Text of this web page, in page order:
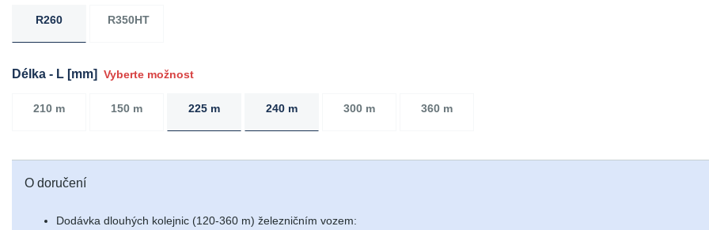
R260 R350HT
Délka - L [mm] Vyberte možnost
210 m 150 m 225 m 240 m 300 m 360 m
O doručení
Dodávka dlouhých kolejnic (120-360 m) železničním vozem: